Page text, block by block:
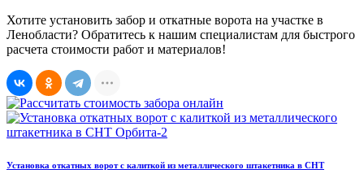
Хотите установить забор и откатные ворота на участке в
Ленобласти? Обратитесь к нашим специалистам для быстрого
расчета стоимости работ и материалов!
Установка откатных ворот с калиткой из металлического штакетника в СНТ